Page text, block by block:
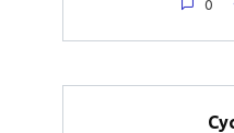
0